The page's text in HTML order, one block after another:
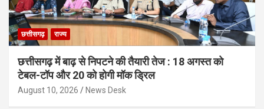
छत्तीसगढ़ राज्य
छत्तीसगढ़ में बाढ़ से निपटने की तैयारी तेज : 18 अगस्त को
टेबल-टॉप और 20 को होगी मॉक ड्रिल
August 10, 2026 News Desk